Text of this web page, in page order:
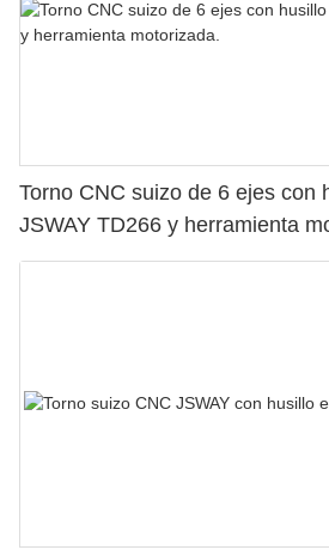
Torno CNC suizo de 6 ejes con
JSWAY TD266 y herramienta